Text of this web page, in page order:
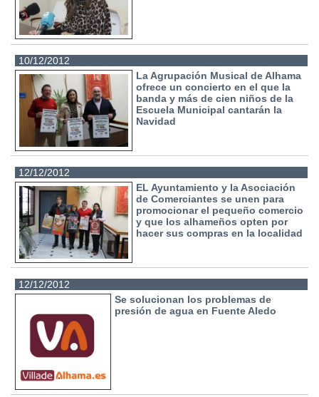
10/12/2012
La Agrupación Musical de Alhama
ofrece un concierto en el que la
banda y más de cien niños de la
Escuela Municipal cantarán la
Navidad
12/12/2012
EL Ayuntamiento y la Asociación
de Comerciantes se unen para
promocionar el pequeño comercio
y que los alhameños opten por
hacer sus compras en la localidad
12/12/2012
Se solucionan los problemas de
presión de agua en Fuente Aledo